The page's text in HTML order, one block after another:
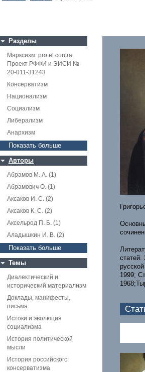
Разделы
Марксизм: pro et contra.
Проект РФФИ и ЭИСИ №
20-011-31243
Консерватизм
Национализм
Социализм
Либерализм
Анархизм
Показать больше
Авторы
Абрамов М. А. (1)
Абрамович О. (1)
Аксаков И. С. (2)
Аксаков К. С. (2)
Аксельрод П. Б. (1)
Аладышкин И. В. (2)
Показать больше
Темы
Диалектический и
исторический материализм
Доклады, манифесты,
письма
Истоки и эволюция
социализма
История политической
мысли
История российского
консерватизма
1999;